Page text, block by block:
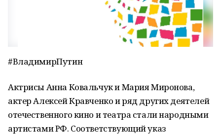
#ВладимирПутин
Актрисы Анна Ковальчук и Мария Миронова,
актер Алексей Кравченко и ряд других деятелей
отечественного кино и театра стали народными
артистами РФ. Соответствующий указ